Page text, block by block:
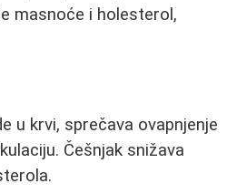
masnoće i holesterol,
u krvi, sprečava ovapnjenje
Češnjak snižava